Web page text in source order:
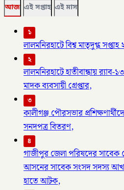
আজ এই সপ্তাহ এই মাস
১
লালমনিরহাটে বিশ্ব মাতৃদুগ্ধ
২
লালমনিরহাটে হাতীবান্ধায়
মাদক ব্যবসায়ী গ্রেপ্তার,
৩
কালীগঞ্জ পৌরসভার
সনদপত্র বিতরণ,
৪
গাজীপুর জেলা পরিষদের সাবেক
আসনের সাবেক সংসদ সদস্য
হাতে আটক,